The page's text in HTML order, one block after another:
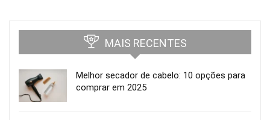
MAIS RECENTES
Melhor secador de cabelo: 10 opções para
comprar em 2025